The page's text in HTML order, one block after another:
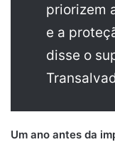
priorizem
e a
disse o
Um ano antes da